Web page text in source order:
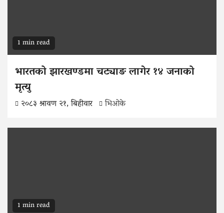
1 min read
भारतको झारखण्डमा चट्याङ लागेर १४ जनाको
मृत्यु
२०८३ श्रावण २१, बिहीवार भिओके
1 min read